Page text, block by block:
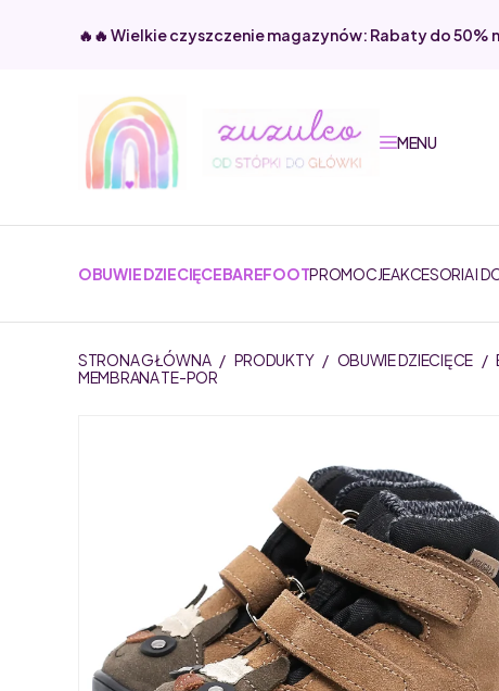
🔥🔥 Wielkie czyszczenie magazynów: Rabaty do
MENU
OBUWIE DZIECIĘCEBAREFOOTPROMOCJEAKCESORIA I
STRONA GŁÓWNA / PRODUKTY / OBUWIE DZIECIĘCE /
MEMBRANA TE-POR